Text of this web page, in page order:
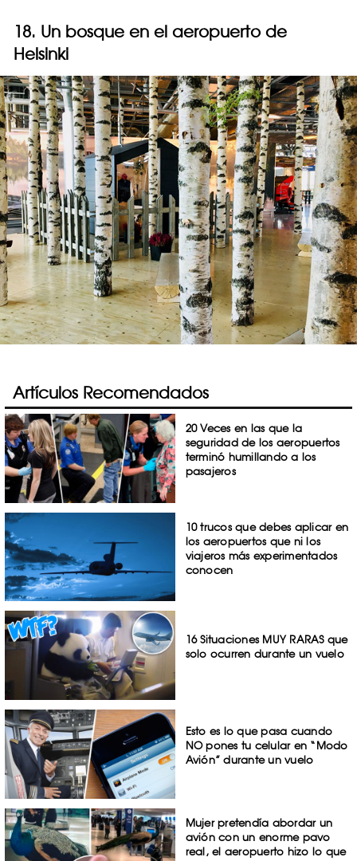
18. Un bosque en el aeropuerto de
Helsinki
Artículos Recomendados
20 Veces en las que la
seguridad de los aeropuertos
terminó humillando a los
pasajeros
10 trucos que debes aplicar en
los aeropuertos que ni los
viajeros más experimentados
conocen
16 Situaciones MUY RARAS que
solo ocurren durante un vuelo
Esto es lo que pasa cuando
NO pones tu celular en “Modo
Avión” durante un vuelo
Mujer pretendía abordar un
avión con un enorme pavo
real, el aeropuerto hizo lo que